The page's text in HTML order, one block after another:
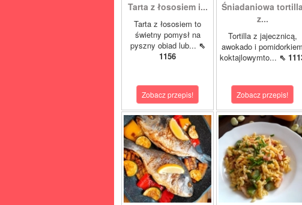
Tarta z łososiem i...
Tarta z łososiem to
świetny pomysł na
pyszny obiad lub... ⇖
1156
Zobacz przepis!
Śniadaniowa tortilla
z...
Tortilla z jajecznicą,
awokado i pomidorkiem
koktajlowymto... ⇖
Zobacz przepis!